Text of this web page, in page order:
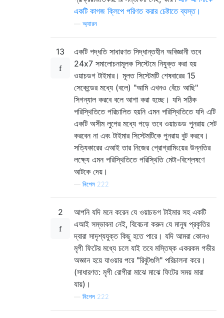
একটি কাগজ ক্লিপে পরিণত করার চেষ্টাতে ব্যস্ত।
অ্যারন
13
একটি পদ্ধতি সাধারণত সিদ্ধান্তহীন অবিজ্ঞানী তবে
24x7 সমালোচনামূলক সিস্টেমে নিযুক্ত করা হয়
ওয়াচডগ টাইমার। মূলত সিস্টেমটি শেষবারের 15
সেকেন্ডের মধ্যে (বলে) "আমি এখনও বেঁচে আছি"
সিগন্যাল করবে বলে আশা করা হচ্ছে। যদি সঠিক
পরিস্থিতিতে পরিচালিত হয়নি এমন পরিস্থিতিতে যদি এটি
একটি অসীম লুপের মধ্যে পড়ে তবে ওয়াচডড পুনরায় সেট
করবেন না এবং টাইমার সিস্টেমটিকে পুনরায় বুট করবে।
সত্যিকারের এআই তার নিজের প্রোগ্রামিংয়ের উন্নতির
লক্ষ্যে এমন পরিস্থিতিতে পরিস্থিতি মেটা-বিশ্লেষণে
আটকে দেয়।
নিগেল 222
2
আপনি যদি মনে করেন যে ওয়াচডগ টাইমার সহ একটি
এআই সম্ভাবনা নেই, বিবেচনা করুন যে মানুষ প্রকৃতির
দ্বারা সাদৃশ্যযুক্ত কিছু হতে পারে। যদি আমরা কোনও
মৃগী ফিটের মধ্যে চলে যাই তবে মস্তিষ্ক একরকম গভীর
অজ্ঞান হয়ে যাওয়ার পরে "রিবুটগুলি" পরিচালনা করে।
(সাধারণত: মৃগী রোগীরা মাঝে মাঝে ফিটের সময় মারা
যায়)।
নিগেল 222